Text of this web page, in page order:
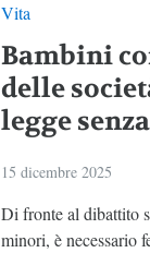
Vita
Bambini
delle
legge
15 dicembre 2025
Di fronte al dibattito
minori, è necessario